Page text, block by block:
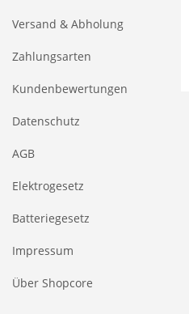
Versand & Abholung
Zahlungsarten
Kundenbewertungen
Datenschutz
AGB
Elektrogesetz
Batteriegesetz
Impressum
Über Shopcore